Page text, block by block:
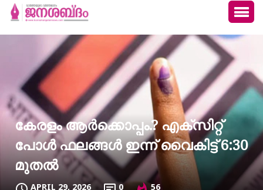
കേരളം ആർക്കൊപ്പം.? എക്സിറ്റ്
പോൾ ഫലങ്ങൾ ഇന്ന് വൈകിട്ട് 6:30
മുതൽ